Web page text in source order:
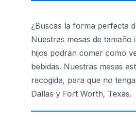
¿Buscas la forma perfecta
Nuestras mesas de
hijos podrán comer como
bebidas. Nuestras mesas
recogida, para que no
Dallas y Fort Worth, Texas.